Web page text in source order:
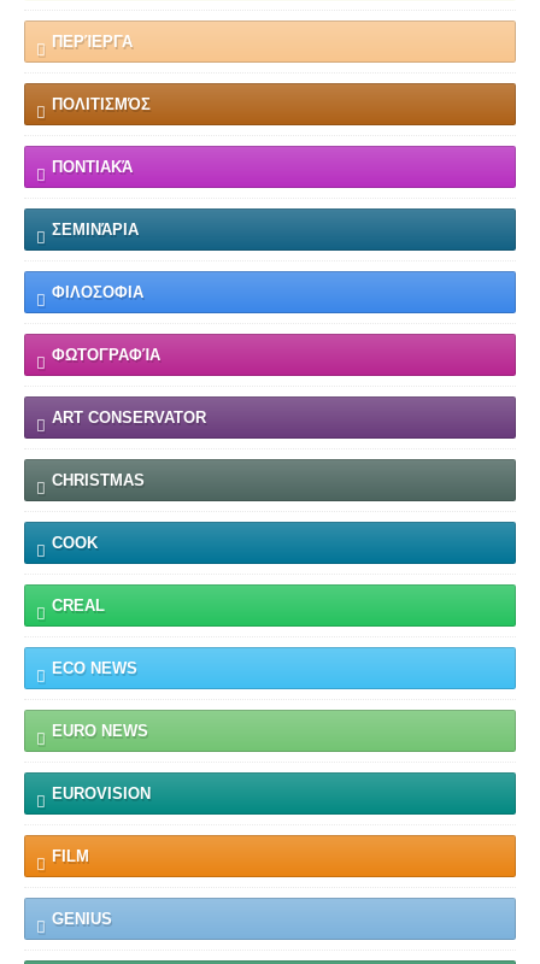
ΠΕΡΊΕΡΓΑ
ΠΟΛΙΤΙΣΜΌΣ
ΠΟΝΤΙΑΚΆ
ΣΕΜΙΝΆΡΙΑ
ΦΙΛΟΣΟΦΙΑ
ΦΩΤΟΓΡΑΦΊΑ
ART CONSERVATOR
CHRISTMAS
COOK
CREAL
ECO NEWS
EURO NEWS
EUROVISION
FILM
GENIUS